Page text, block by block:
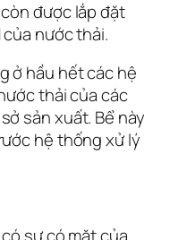
được lắp đặt
nước thải.
ở hầu hết các hệ
thải của các
sản xuất. Bể này
hệ thống xử lý